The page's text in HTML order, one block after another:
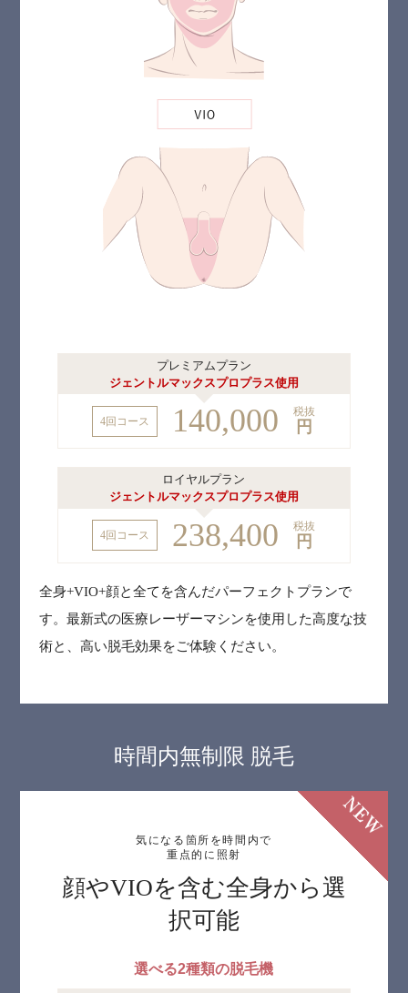
プレミアムプラン
ジェントルマックスプロプラス使用
4回コース 140,000 税抜
円
ロイヤルプラン
ジェントルマックスプロプラス使用
4回コース 238,400 税抜
円
全身+VIO+顔と全てを含んだパーフェクトプランで
す。最新式の医療レーザーマシンを使用した高度な技
術と、高い脱毛効果をご体験ください。
時間内無制限 脱⽑
気になる箇所を時間内で
重点的に照射
顔やVIOを含む全身から選
択可能
選べる2種類の脱⽑機